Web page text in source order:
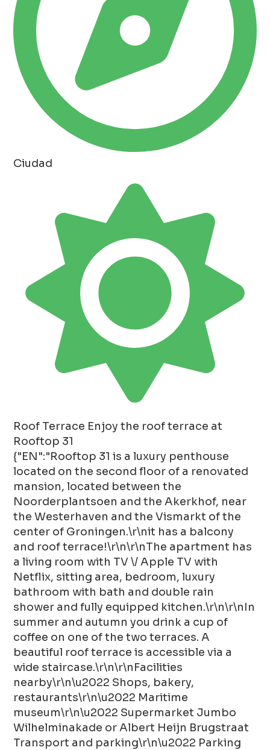
Ciudad
Roof Terrace Enjoy the roof terrace at
Rooftop 31
{"EN":"Rooftop 31 is a luxury penthouse
located on the second floor of a renovated
mansion, located between the
Noorderplantsoen and the Akerkhof, near
the Westerhaven and the Vismarkt of the
center of Groningen.\r\nit has a balcony
and roof terrace!\r\n\r\nThe apartment has
a living room with TV \/ Apple TV with
Netflix, sitting area, bedroom, luxury
bathroom with bath and double rain
shower and fully equipped kitchen.\r\n\r\nIn
summer and autumn you drink a cup of
coffee on one of the two terraces. A
beautiful roof terrace is accessible via a
wide staircase.\r\n\r\nFacilities
nearby\r\n\u2022 Shops, bakery,
restaurants\r\n\u2022 Maritime
museum\r\n\u2022 Supermarket Jumbo
Wilhelminakade or Albert Heijn Brugstraat
Transport and parking\r\n\u2022 Parking